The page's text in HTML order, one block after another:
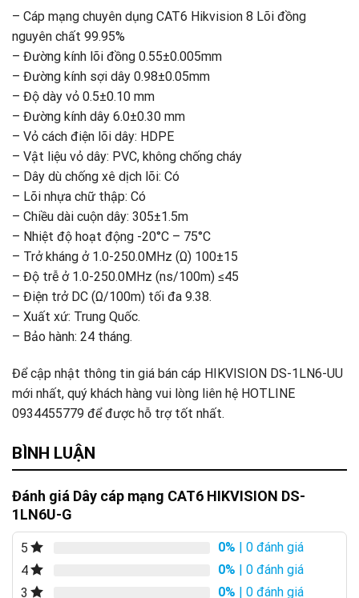
– Cáp mạng chuyên dụng CAT6 Hikvision 8 Lõi đồng
nguyên chất 99.95%
– Đường kính lõi đồng 0.55±0.005mm
– Đường kính sợi dây 0.98±0.05mm
– Độ dày vỏ 0.5±0.10 mm
– Đường kính dây 6.0±0.30 mm
– Vỏ cách điện lõi dây: HDPE
– Vật liệu vỏ dây: PVC, không chống cháy
– Dây dù chống xê dịch lõi: Có
– Lõi nhựa chữ thập: Có
– Chiều dài cuộn dây: 305±1.5m
– Nhiệt độ hoạt động -20°C – 75°C
– Trở kháng ở 1.0-250.0MHz (Ω) 100±15
– Độ trễ ở 1.0-250.0MHz (ns/100m) ≤45
– Điện trở DC (Ω/100m) tối đa 9.38.
– Xuất xứ: Trung Quốc.
– Bảo hành: 24 tháng.
Để cập nhật thông tin giá bán cáp HIKVISION DS-1LN6-UU
mới nhất, quý khách hàng vui lòng liên hệ HOTLINE
0934455779 để được hỗ trợ tốt nhất.
BÌNH LUẬN
Đánh giá Dây cáp mạng CAT6 HIKVISION DS-
1LN6U-G
5 0% | 0 đánh giá
4
0% | 0 đánh giá
3
0% | 0 đánh giá